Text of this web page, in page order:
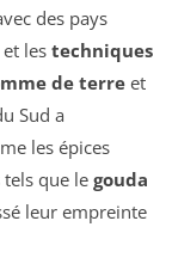
des pays
et les techniques
de terre et
Sud a
les épices
tels que le gouda
leur empreinte